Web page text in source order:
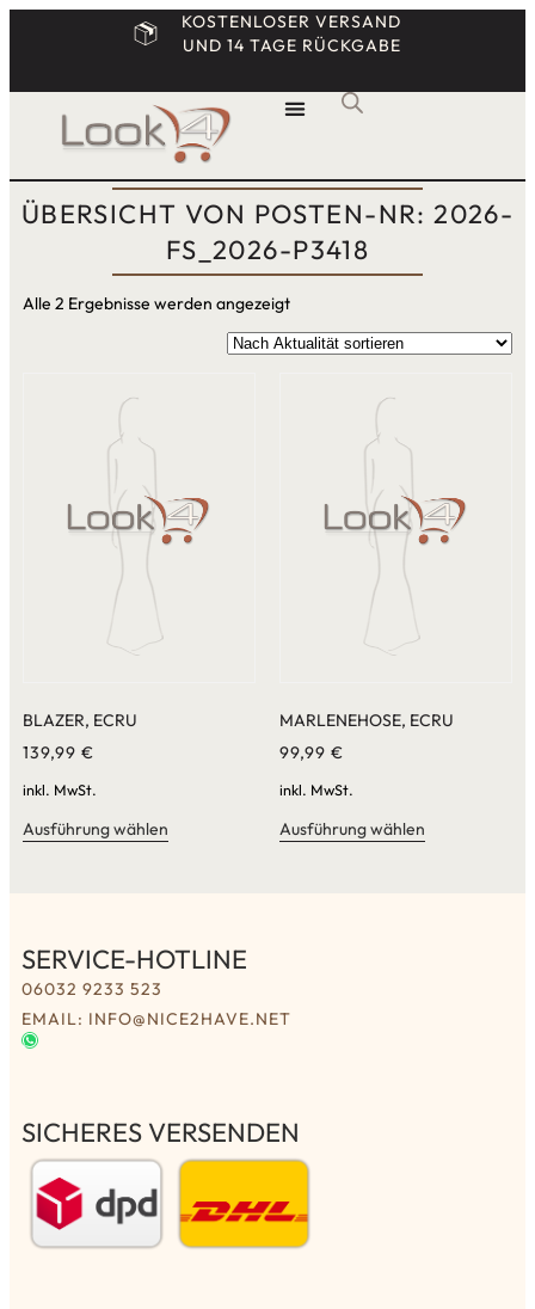
KOSTENLOSER VERSAND
UND 14 TAGE RÜCKGABE
ÜBERSICHT VON POSTEN-NR: 2026-
FS_2026-P3418
Alle 2 Ergebnisse werden angezeigt
BLAZER, ECRU
139,99 €
inkl. MwSt.
Ausführung wählen
MARLENEHOSE, ECRU
99,99 €
inkl. MwSt.
Ausführung wählen
SERVICE-HOTLINE
06032 9233 523
EMAIL: INFO@NICE2HAVE.NET
SICHERES VERSENDEN